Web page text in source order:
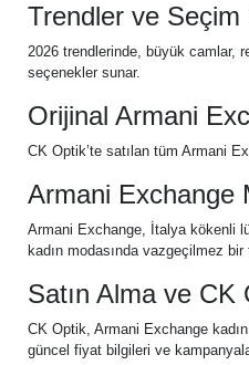
Trendler ve Seçim
2026 trendlerinde, büyük camlar,
seçenekler sunar.
Orijinal Armani
CK Optik’te satılan tüm Armani
Armani Exchange
Armani Exchange, İtalya kökenli
kadın modasında vazgeçilmez
Satın Alma ve CK
CK Optik, Armani Exchange
güncel fiyat bilgileri ve